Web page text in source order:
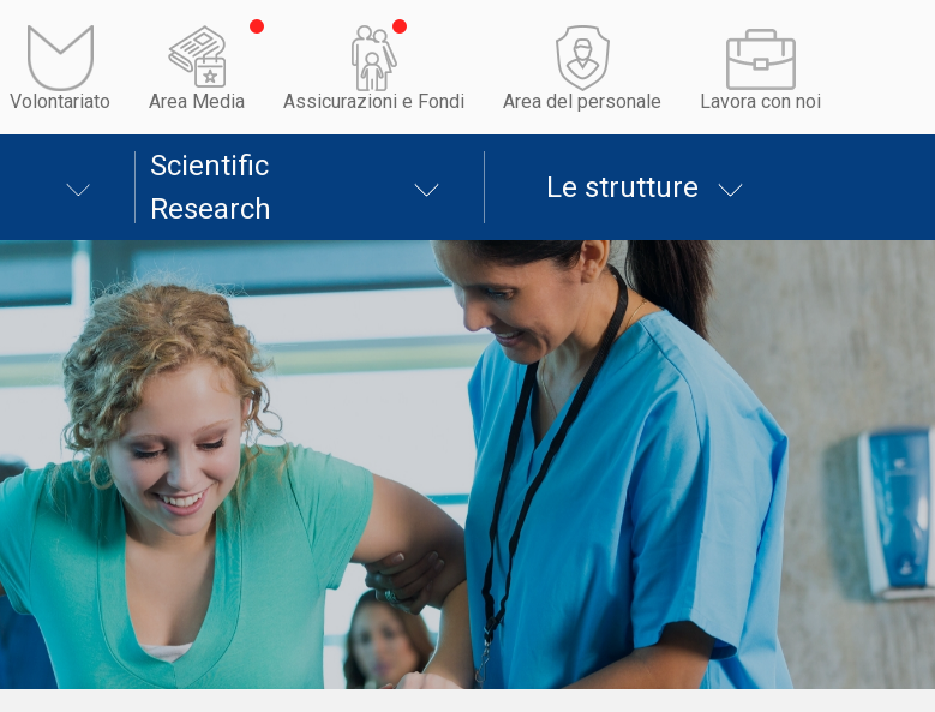
Volontariato Area Media Assicurazioni e Fondi Area del personale Lavora con noi
Scientific
Research
Le strutture